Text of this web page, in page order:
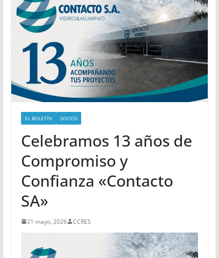
EL BOLETÍN SOCIOS
Celebramos 13 años de
Compromiso y
Confianza «Contacto
SA»
21 mayo, 2026 CCRES